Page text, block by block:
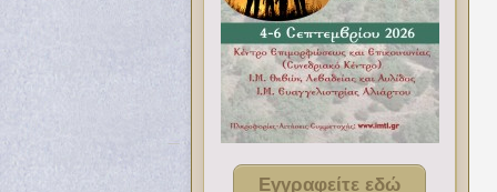
Εγγραφείτε εδώ